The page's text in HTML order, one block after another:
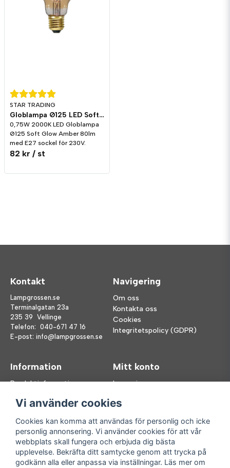
STAR TRADING
Globlampa Ø125 LED Soft Glow Amber 80lm E27 2000K
0,75W 2000K LED Globlampa
Ø125 Soft Glow Amber 80lm
med E27 sockel för 230V.
82 kr / st
Kontakt
Lampgrossen.se
Terminalgatan 23a
235 39 Vellinge
Telefon: 040-671 47 16
E-post: info@lampgrossen.se
Navigering
Om oss
Kontakta oss
Cookies
Integritetspolicy (GDPR)
Information
Produktinformation
FAQ
Mitt konto
Logga in
Glömt lösenord?
Följ oss
Facebook
Instagram
Handla enkelt
Vi använder cookies
Cookies kan komma att användas för personlig och icke
personlig annonsering. Vi använder cookies för att vår
webbplats skall fungera och erbjuda dig bästa
upplevelse. Bekräfta ditt samtycke genom att trycka på
godkänn alla eller anpassa via inställningar. Läs mer om